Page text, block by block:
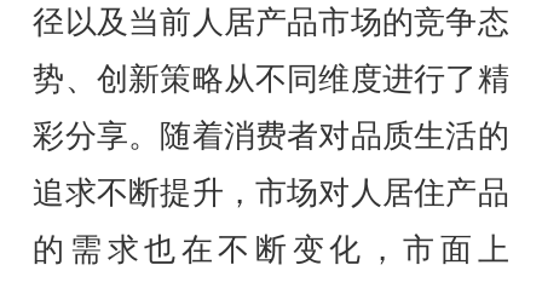
径以及当前人居产品市场的竞争态
势、创新策略从不同维度进行了精
彩分享。随着消费者对品质生活的
追求不断提升，市场对人居住产品
的需求也在不断变化，市面上